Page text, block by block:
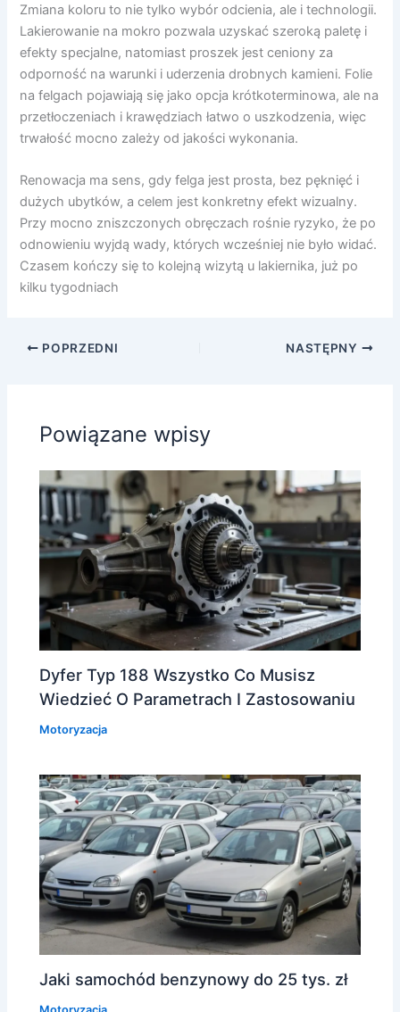
Zmiana koloru to nie tylko wybór odcienia, ale i technologii.
Lakierowanie na mokro pozwala uzyskać szeroką paletę i
efekty specjalne, natomiast proszek jest ceniony za
odporność na warunki i uderzenia drobnych kamieni. Folie
na felgach pojawiają się jako opcja krótkoterminowa, ale na
przetłoczeniach i krawędziach łatwo o uszkodzenia, więc
trwałość mocno zależy od jakości wykonania.
Renowacja ma sens, gdy felga jest prosta, bez pęknięć i
dużych ubytków, a celem jest konkretny efekt wizualny.
Przy mocno zniszczonych obręczach rośnie ryzyko, że po
odnowieniu wyjdą wady, których wcześniej nie było widać.
Czasem kończy się to kolejną wizytą u lakiernika, już po
kilku tygodniach
POPRZEDNI NASTĘPNY
Powiązane wpisy
Dyfer Typ 188 Wszystko Co Musisz
Wiedzieć O Parametrach I Zastosowaniu
Motoryzacja
Jaki samochód benzynowy do 25 tys. zł